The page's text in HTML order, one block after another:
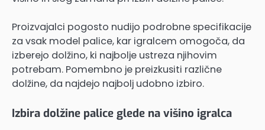
Proizvajalci pogosto nudijo podrobne specifikacije
za vsak model palice, kar igralcem omogoča, da
izberejo dolžino, ki najbolje ustreza njihovim
potrebam. Pomembno je preizkusiti različne
dolžine, da najdejo najbolj udobno izbiro.
Izbira dolžine palice glede na višino igralca